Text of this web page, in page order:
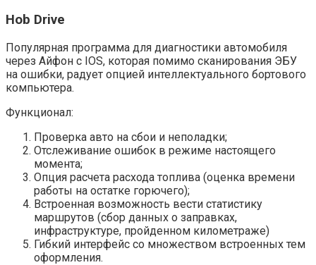
Hob Drive
Популярная программа для диагностики автомобиля
через Айфон с IOS, которая помимо сканирования ЭБУ
на ошибки, радует опцией интеллектуального бортового
компьютера.
Функционал:
Проверка авто на сбои и неполадки;
Отслеживание ошибок в режиме настоящего
момента;
Опция расчета расхода топлива (оценка времени
работы на остатке горючего);
Встроенная возможность вести статистику
маршрутов (сбор данных о заправках,
инфраструктуре, пройденном километраже)
Гибкий интерфейс со множеством встроенных тем
оформления.